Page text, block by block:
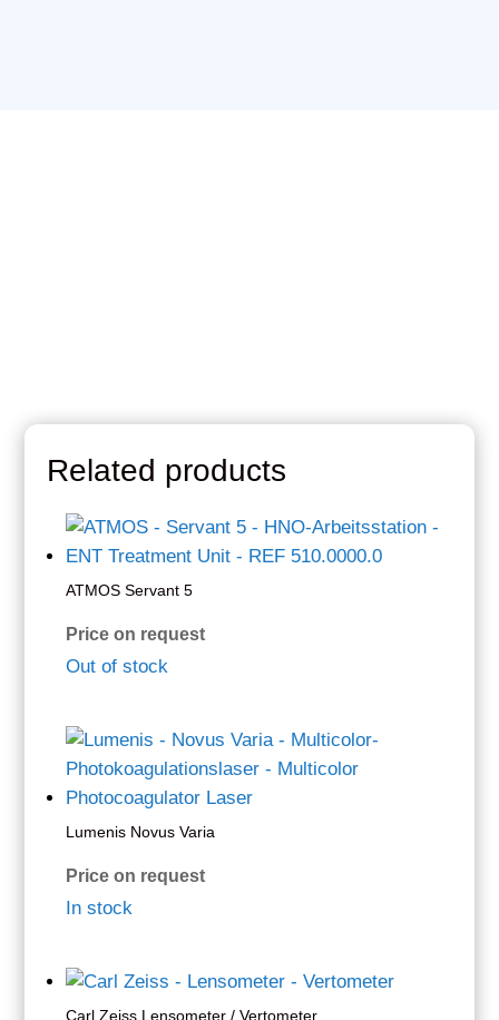
Related products
ATMOS Servant 5
Price on request
Out of stock
Lumenis Novus Varia
Price on request
In stock
Carl Zeiss Lensometer / Vertometer